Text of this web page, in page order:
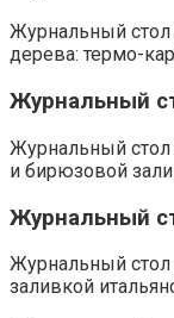
Журнальный стол
дерева: термо-
Журнальный
Журнальный
и бирюзовой
Журнальный
Журнальный стол
заливкой